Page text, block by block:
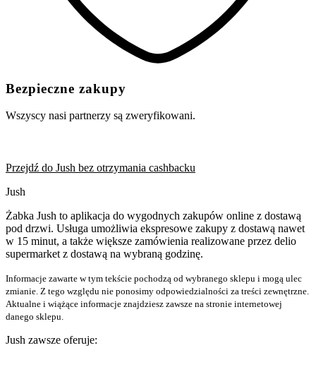
Bezpieczne zakupy
Wszyscy nasi partnerzy są zweryfikowani.
Przejdź do Jush bez otrzymania cashbacku
Jush
Żabka Jush to aplikacja do wygodnych zakupów online z dostawą
pod drzwi. Usługa umożliwia ekspresowe zakupy z dostawą nawet
w 15 minut, a także większe zamówienia realizowane przez delio
supermarket z dostawą na wybraną godzinę.
Informacje zawarte w tym tekście pochodzą od wybranego sklepu i mogą ulec
zmianie. Z tego względu nie ponosimy odpowiedzialności za treści zewnętrzne.
Aktualne i wiążące informacje znajdziesz zawsze na stronie internetowej
danego sklepu.
Jush zawsze oferuje: